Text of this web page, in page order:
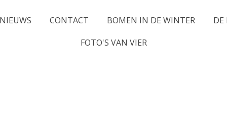
NIEUWS CONTACT BOMEN IN DE WINTER
DE
FOTO'S VAN VIER